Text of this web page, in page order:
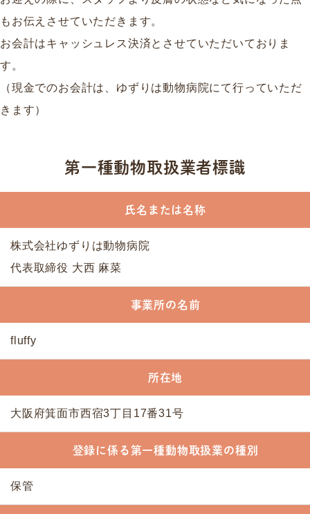
もお伝えさせていただきます。
お会計はキャッシュレス決済とさせていただいておりま
す。
（現金でのお会計は、ゆずりは動物病院にて行っていただ
きます）
第一種動物取扱業者標識
氏名または名称
株式会社ゆずりは動物病院
代表取締役 大西 麻菜
事業所の名前
fluffy
所在地
大阪府箕面市西宿3丁目17番31号
登録に係る第一種動物取扱業の種別
保管